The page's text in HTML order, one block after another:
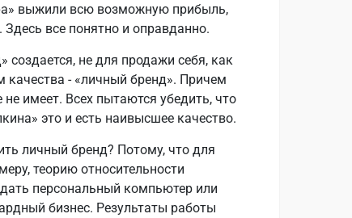
выжили всю возможную прибыль,
все понятно и оправданно.
создается, не для продажи себя, как
- «личный бренд». Причем
имеет. Всех пытаются убедить, что
это и есть наивысшее качество.
личный бренд? Потому, что для
теорию относительности
персональный компьютер или
бизнес. Результаты работы